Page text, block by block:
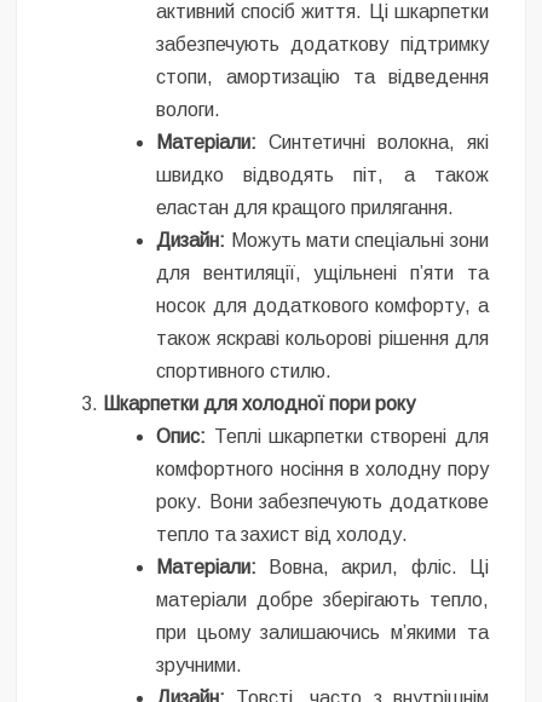
активний спосіб життя. Ці шкарпетки
забезпечують додаткову підтримку
стопи, амортизацію та відведення
вологи.
Матеріали: Синтетичні волокна, які
швидко відводять піт, а також
еластан для кращого прилягання.
Дизайн: Можуть мати спеціальні зони
для вентиляції, ущільнені п’яти та
носок для додаткового комфорту, а
також яскраві кольорові рішення для
спортивного стилю.
Шкарпетки для холодної пори року
Опис: Теплі шкарпетки створені для
комфортного носіння в холодну пору
року. Вони забезпечують додаткове
тепло та захист від холоду.
Матеріали: Вовна, акрил, фліс. Ці
матеріали добре зберігають тепло,
при цьому залишаючись м’якими та
зручними.